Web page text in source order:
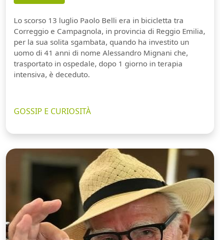
Lo scorso 13 luglio Paolo Belli era in bicicletta tra
Correggio e Campagnola, in provincia di Reggio Emilia,
per la sua solita sgambata, quando ha investito un
uomo di 41 anni di nome Alessandro Mignani che,
trasportato in ospedale, dopo 1 giorno in terapia
intensiva, è deceduto.
GOSSIP E CURIOSITÀ